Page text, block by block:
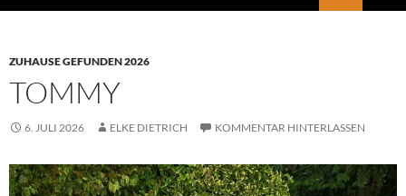
ZUHAUSE GEFUNDEN 2026
TOMMY
6. JULI 2026 ELKE DIETRICH KOMMENTAR HINTERLASSEN